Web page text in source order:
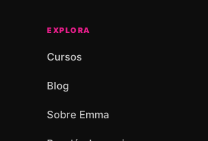
EXPLORA
Cursos
Blog
Sobre Emma